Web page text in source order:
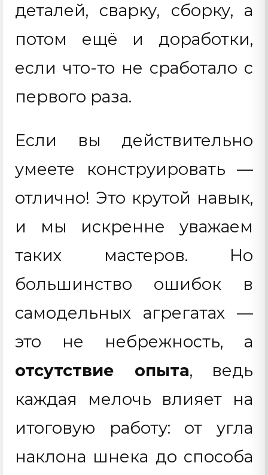
деталей, сварку, сборку, а
потом ещё и доработки,
если что-то не сработало с
первого раза.
Если вы действительно
умеете конструировать —
отлично! Это крутой навык,
и мы искренне уважаем
таких мастеров. Но
большинство ошибок в
самодельных агрегатах —
это не небрежность, а
отсутствие опыта, ведь
каждая мелочь влияет на
итоговую работу: от угла
наклона шнека до способа